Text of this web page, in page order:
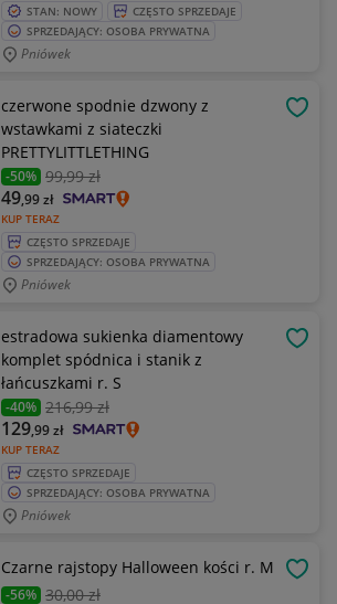
STAN: NOWY
CZĘSTO SPRZEDAJE
SPRZEDAJĄCY: OSOBA PRYWATNA
Pniówek
czerwone spodnie dzwony z
wstawkami z siateczki
PRETTYLITTLETHING
-50% 99,99 zł
KUP TERAZ
49,99zł
CZĘSTO SPRZEDAJE
SPRZEDAJĄCY: OSOBA PRYWATNA
Pniówek
estradowa sukienka diamentowy
komplet spódnica i stanik z
łańcuszkami r. S
-40% 216,99 zł
KUP TERAZ
129,99zł
CZĘSTO SPRZEDAJE
SPRZEDAJĄCY: OSOBA PRYWATNA
Pniówek
Czarne rajstopy Halloween kości r. M
-56% 30,00 zł